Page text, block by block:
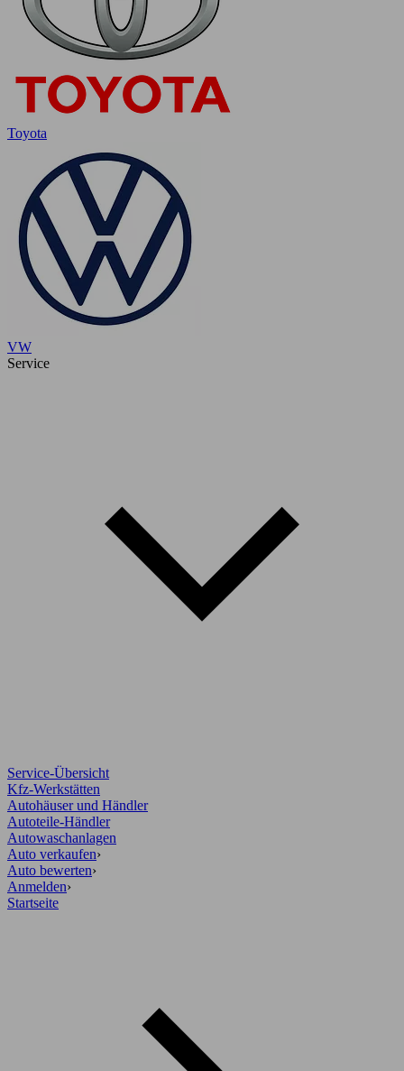
Toyota
VW
Service
Service-Übersicht
Kfz-Werkstätten
Autohäuser und Händler
Autoteile-Händler
Autowaschanlagen
Auto verkaufen›
Auto bewerten›
Anmelden›
Startseite